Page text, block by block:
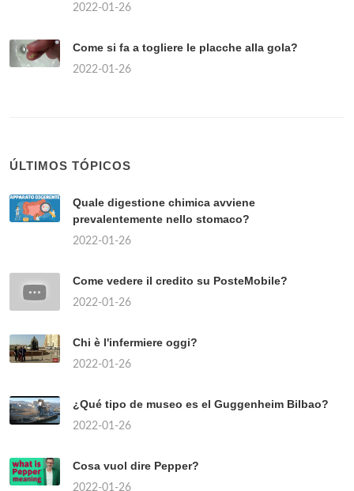
2022-01-26
Come si fa a togliere le placche alla gola?
2022-01-26
ÚLTIMOS TÓPICOS
Quale digestione chimica avviene
prevalentemente nello stomaco?
2022-01-26
Come vedere il credito su PosteMobile?
2022-01-26
Chi è l'infermiere oggi?
2022-01-26
¿Qué tipo de museo es el Guggenheim Bilbao?
2022-01-26
Cosa vuol dire Pepper?
2022-01-26